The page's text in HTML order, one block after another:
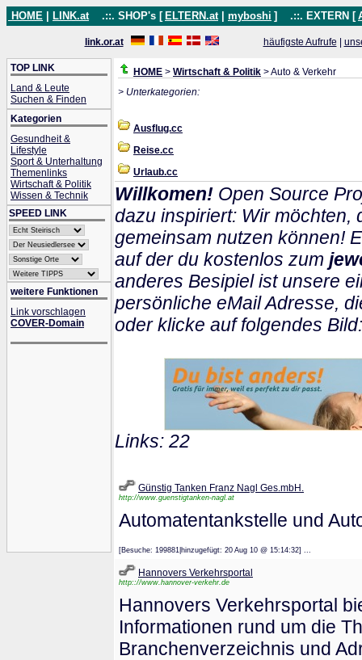
HOME LINK.at .::. SHOP's [ ELTERN.at myboshi ] .::. EXTERN [
link.or.at häufigste Aufrufe
TOP LINK
Land & Leute
Suchen & Finden
Kategorien
Gesundheit &
Lifestyle
Sport & Unterhaltung
Themenlinks
Wirtschaft & Politik
Wissen & Technik
SPEED LINK
weitere Funktionen
Link vorschlagen
COVER-Domain
HOME > Wirtschaft & Politik > Auto & Verkehr
> Unterkategorien:
Ausflug.cc
Reise.cc
Urlaub.cc
Willkomen! Open Source
dazu inspiriert: Wir möchten,
gemeinsam nutzen können!
auf der du kostenlos zum
anderes Besipiel ist unsere
persönliche eMail Adresse,
oder klicke auf folgendes Bild:
Links: 22
Günstig Tanken Franz Nagl Ges.mbH.
http://www.guenstigtanken-nagl.at
Automatentankstelle und
[Besuche: 199881|hinzugefügt: 20 Aug 10 @ 15:14:32] ...
Hannovers Verkehrsportal
http:://www.hannover-verkehr.de
Hannovers Verkehrsportal
Informationen rund um die
Branchenverzeichnis und